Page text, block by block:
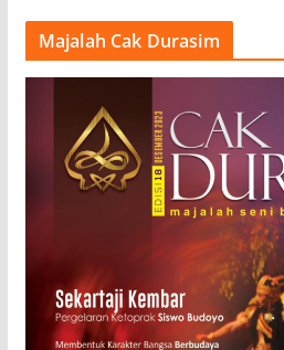
Majalah Cak Durasim